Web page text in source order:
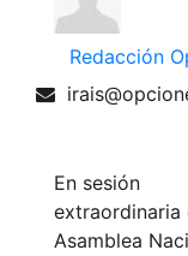
Redacción
En sesión
extraordinaria
Asamblea